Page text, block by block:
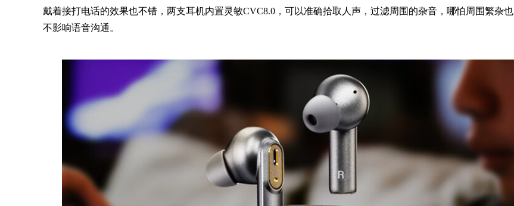
戴着接打电话的效果也不错，两支耳机内置灵敏CVC8.0，可以准确拾取人声，过滤周围的杂音，哪怕周围繁杂也
不影响语音沟通。